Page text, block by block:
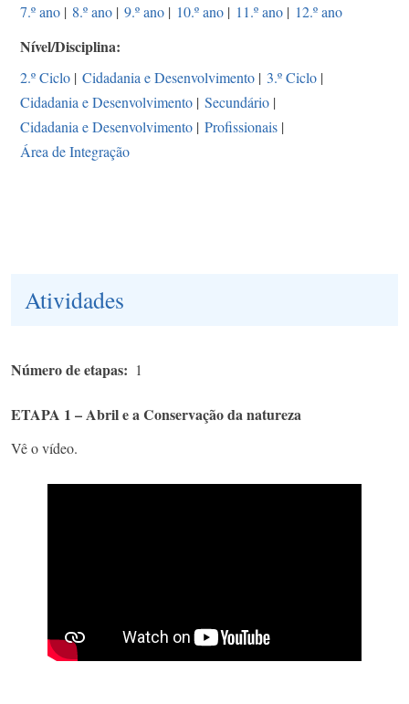
7.º ano | 8.º ano | 9.º ano | 10.º ano | 11.º ano | 12.º ano
Nível/Disciplina
2.º Ciclo | Cidadania e Desenvolvimento | 3.º Ciclo |
Cidadania e Desenvolvimento | Secundário |
Cidadania e Desenvolvimento | Profissionais |
Área de Integração
Atividades
Número de etapas 1
ETAPA 1 – Abril e a Conservação da natureza
Vê o vídeo.